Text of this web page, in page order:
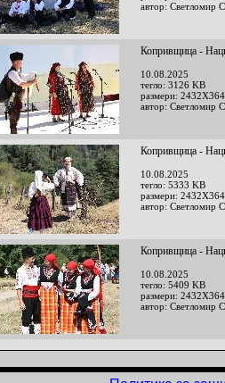
автор: Светломир
Копривщица -
10.08.2025
тегло: 3126 KB
размери:
автор: Светломир
Копривщица -
10.08.2025
тегло: 5333 KB
размери:
автор: Светломир
Копривщица -
10.08.2025
тегло: 5409 KB
размери:
автор: Светломир